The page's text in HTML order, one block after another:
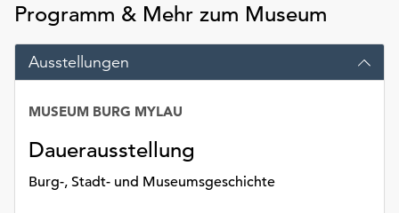
Weitere
Informationen
finden
Sie
Datenschutzerklärung
dem
Programm & Mehr zum Museum
Ausstellungen
Dauerausstellung
Burg-, Stadt- und Museumsgeschichte
MUSEUM BURG MYLAU
Datum